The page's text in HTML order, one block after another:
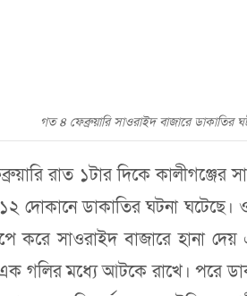
গত ৪ ফেব্রুয়ারি সাওরাইদ বাজারে ডাকাতির
রাত ১টার দিকে কালীগঞ্জের
দোকানে ডাকাতির ঘটনা
সাওরাইদ বাজারে হানা দেয়
গলির মধ্যে আটকে রাখে। পরে